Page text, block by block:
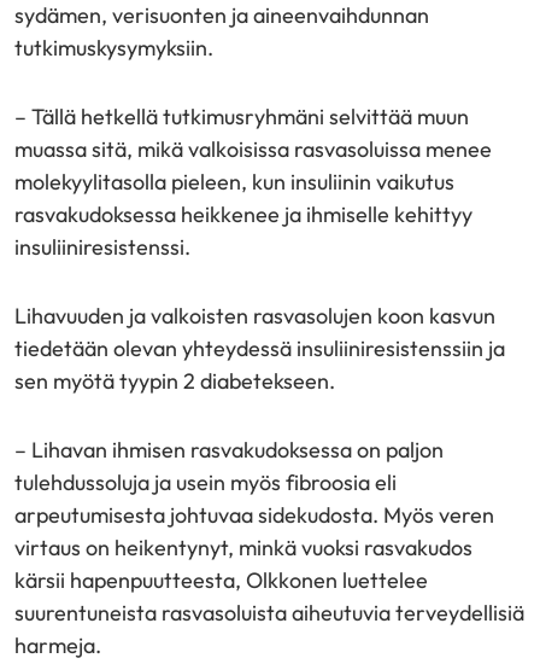
sydämen, verisuonten ja aineenvaihdunnan
tutkimuskysymyksiin.
– Tällä hetkellä tutkimusryhmäni selvittää muun
muassa sitä, mikä valkoisissa rasvasoluissa menee
molekyylitasolla pieleen, kun insuliinin vaikutus
rasvakudoksessa heikkenee ja ihmiselle kehittyy
insuliiniresistenssi.
Lihavuuden ja valkoisten rasvasolujen koon kasvun
tiedetään olevan yhteydessä insuliiniresistenssiin ja
sen myötä tyypin 2 diabetekseen.
– Lihavan ihmisen rasvakudoksessa on paljon
tulehdussoluja ja usein myös fibroosia eli
arpeutumisesta johtuvaa sidekudosta. Myös veren
virtaus on heikentynyt, minkä vuoksi rasvakudos
kärsii hapenpuutteesta, Olkkonen luettelee
suurentuneista rasvasoluista aiheutuvia terveydellisiä
harmeja.